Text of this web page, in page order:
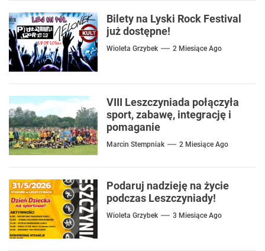
Bilety na Lyski Rock Festival
już dostępne!
Wioleta Grzybek 2 Miesiące Ago
VIII Leszczyniada połączyła
sport, zabawę, integrację i
pomaganie
Marcin Stempniak 2 Miesiące Ago
Podaruj nadzieję na życie
podczas Leszczyniady!
Wioleta Grzybek 3 Miesiące Ago